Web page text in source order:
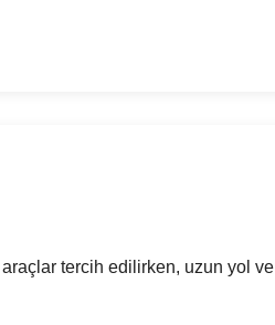
araçlar tercih edilirken, uzun yol ve